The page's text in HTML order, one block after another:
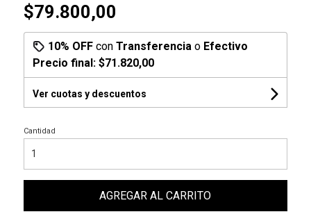
$79.800,00
10% OFFcon Transferencia o Efectivo
Precio final: $71.820,00
Ver cuotas y descuentos
Cantidad
AGREGAR AL CARRITO